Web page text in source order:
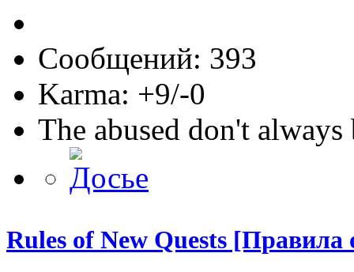
Сообщений: 393
Karma: +9/-0
The abused don't always
Rules of New Quests